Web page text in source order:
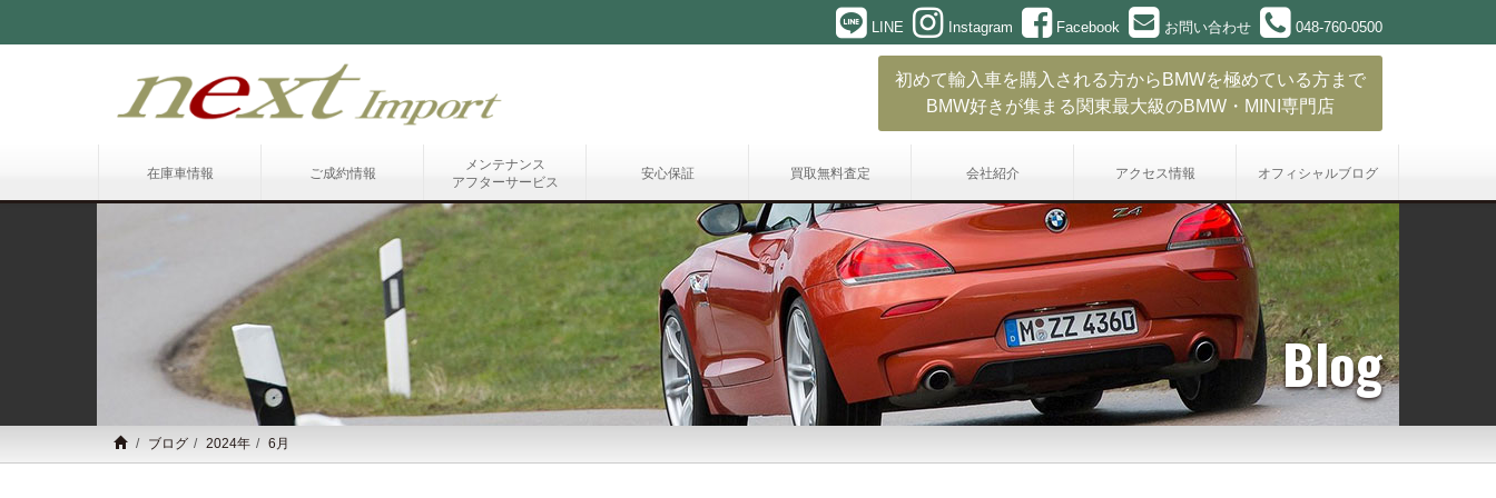
LINE Instagram Facebook お問い合わせ 048-760-0500
初めて輸入車を購入される方からBMWを極めている方まで
BMW好きが集まる関東最大級のBMW・MINI専門店
在庫車情報 ご成約情報
メンテナンス
アフターサービス
安心保証 買取無料査定 会社紹介 アクセス情報 オフィシャルブログ
Blog
ブログ 2024年 6月